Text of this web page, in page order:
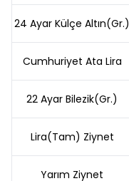
24 Ayar Külçe Altın(Gr.)
Cumhuriyet Ata Lira
22 Ayar Bilezik(Gr.)
Lira(Tam) Ziynet
Yarım Ziynet